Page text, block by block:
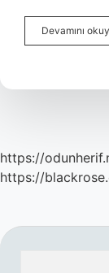
Devamını
https://
https://